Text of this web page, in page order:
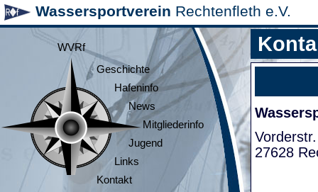
Wassersportverein Rechtenfleth e.V.
WVRf
Geschichte
Hafeninfo
News
Mitgliederinfo
Jugend
Links
Kontakt
27628